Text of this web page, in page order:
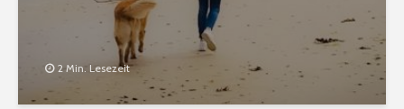
2 Min. Lesezeit